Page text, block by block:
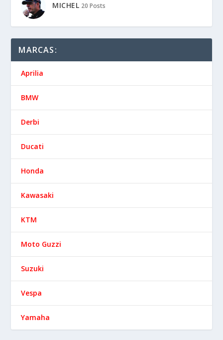
MICHEL 20 Posts
MARCAS:
Aprilia
BMW
Derbi
Ducati
Honda
Kawasaki
KTM
Moto Guzzi
Suzuki
Vespa
Yamaha